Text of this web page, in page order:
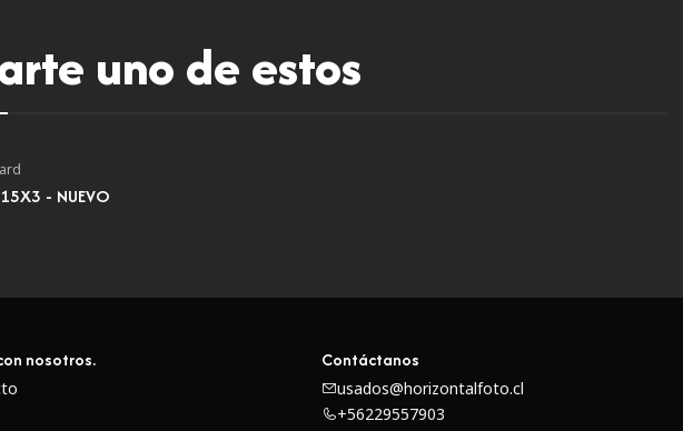
uno de estos
- NUEVO
nosotros. Contáctanos
usados@horizontalfoto.cl
+56229557903